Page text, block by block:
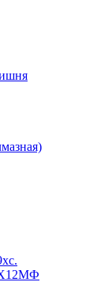
Х12МФ